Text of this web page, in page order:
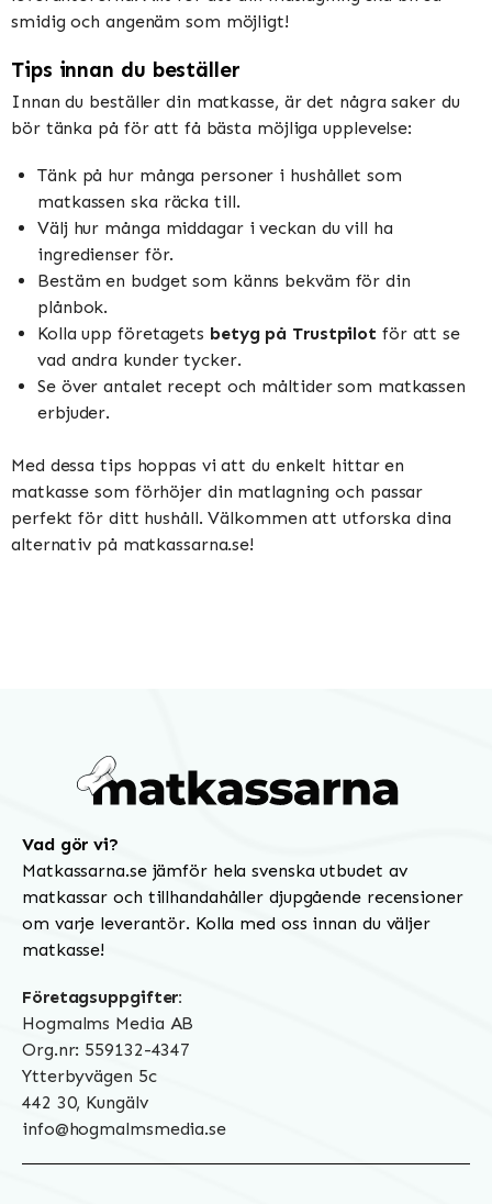
smidig och angenäm som möjligt!
Tips innan du beställer
Innan du beställer din matkasse, är det några saker du
bör tänka på för att få bästa möjliga upplevelse:
Tänk på hur många personer i hushållet som
matkassen ska räcka till.
Välj hur många middagar i veckan du vill ha
ingredienser för.
Bestäm en budget som känns bekväm för din
plånbok.
Kolla upp företagets betyg på Trustpilot för att se
vad andra kunder tycker.
Se över antalet recept och måltider som matkassen
erbjuder.
Med dessa tips hoppas vi att du enkelt hittar en
matkasse som förhöjer din matlagning och passar
perfekt för ditt hushåll. Välkommen att utforska dina
alternativ på matkassarna.se!
Vad gör vi?
Matkassarna.se jämför hela svenska utbudet av
matkassar och tillhandahåller djupgående recensioner
om varje leverantör. Kolla med oss innan du väljer
matkasse!
Företagsuppgifter:
Hogmalms Media AB
Org.nr: 559132-4347
Ytterbyvägen 5c
442 30, Kungälv
info@hogmalmsmedia.se